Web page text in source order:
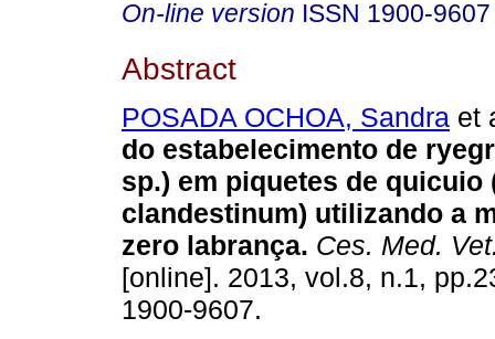
On-line version ISSN 1900-9607
Abstract
POSADA OCHOA, Sandra et
do estabelecimento de
sp.) em piquetes de quicuio
clandestinum) utilizando a
zero labrança. Ces. Med.
[online]. 2013, vol.8, n.1,
1900-9607.